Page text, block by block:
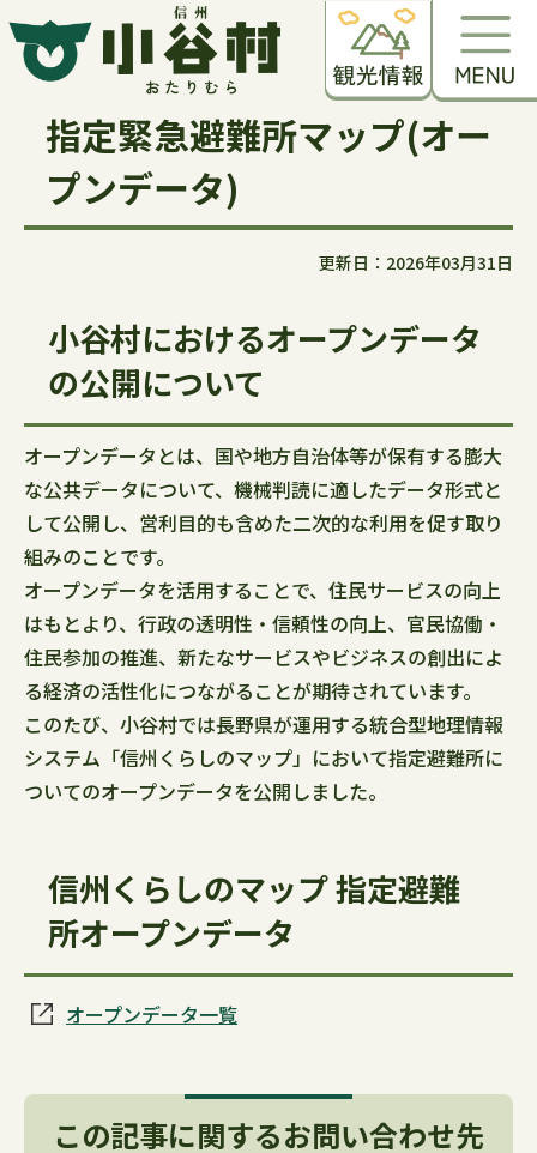
指定緊急避難所マップ(オー
プンデータ)
更新日：2026年03月31日
小谷村におけるオープンデータ
の公開について
オープンデータとは、国や地方自治体等が保有する膨大
な公共データについて、機械判読に適したデータ形式と
して公開し、営利目的も含めた二次的な利用を促す取り
組みのことです。
オープンデータを活用することで、住民サービスの向上
はもとより、行政の透明性・信頼性の向上、官民協働・
住民参加の推進、新たなサービスやビジネスの創出によ
る経済の活性化につながることが期待されています。
このたび、小谷村では長野県が運用する統合型地理情報
システム「信州くらしのマップ」において指定避難所に
ついてのオープンデータを公開しました。
信州くらしのマップ 指定避難
所オープンデータ
オープンデータ一覧
この記事に関するお問い合わせ先